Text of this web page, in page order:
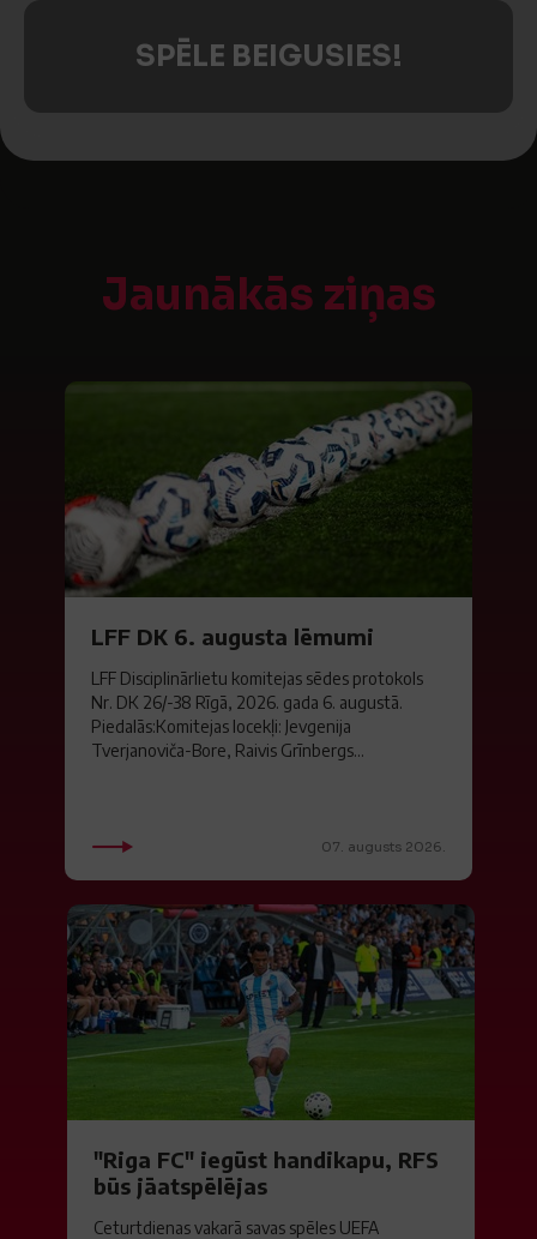
SPĒLE BEIGUSIES!
Jaunākās ziņas
LFF DK 6. augusta lēmumi
LFF Disciplinārlietu komitejas sēdes protokols
Nr. DK 26/-38 Rīgā, 2026. gada 6. augustā.
Piedalās:Komitejas locekļi: Jevgenija
Tverjanoviča-Bore, Raivis Grīnbergs...
07. augusts 2026.
"Riga FC" iegūst handikapu, RFS
būs jāatspēlējas
Ceturtdienas vakarā savas spēles UEFA